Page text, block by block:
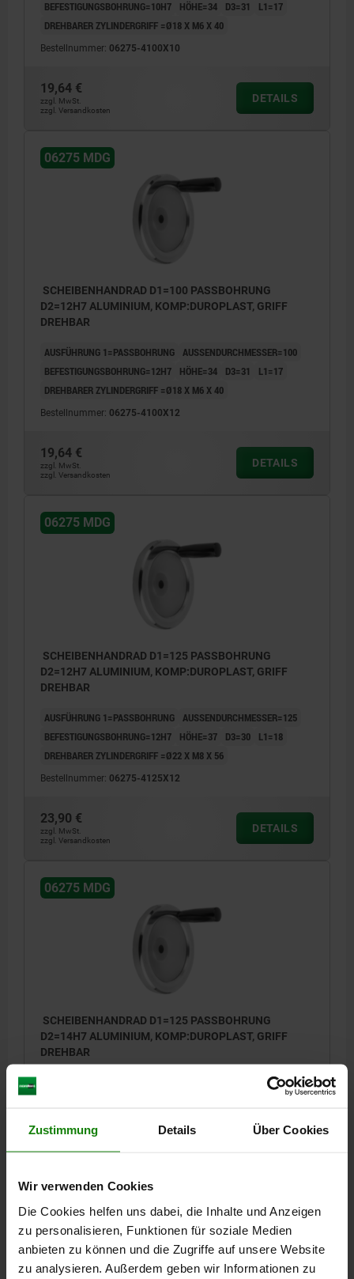
Zustimmung Details Über Cookies
Wir verwenden Cookies
Die Cookies helfen uns dabei, die Inhalte und Anzeigen
zu personalisieren, Funktionen für soziale Medien
anbieten zu können und die Zugriffe auf unsere Website
zu analysieren. Außerdem geben wir Informationen zu
BEFESTIGUNGSBOHRUNG=10H7 HÖHE=34 D3=31
L1=17
DREHBARER ZYLINDERGRIFF =Ø18 X M6 X 40
Bestellnummer: 06275-4100X10
19,64 €
zzgl. MwSt.
zzgl. Versandkosten
DETAILS
06275 MDG
SCHEIBENHANDRAD D1=100 PASSBOHRUNG
D2=12H7 ALUMINIUM, KOMP:DUROPLAST, GRIFF
DREHBAR
AUSFÜHRUNG 1=PASSBOHRUNG AUSSENDURCHMESSER=100
BEFESTIGUNGSBOHRUNG=12H7
HÖHE=34 D3=31
L1=17
DREHBARER ZYLINDERGRIFF =Ø18 X M6 X 40
Bestellnummer: 06275-4100X12
19,64 €
zzgl. MwSt.
zzgl. Versandkosten
DETAILS
06275 MDG
SCHEIBENHANDRAD D1=125 PASSBOHRUNG
D2=12H7 ALUMINIUM, KOMP:DUROPLAST, GRIFF
DREHBAR
AUSFÜHRUNG 1=PASSBOHRUNG
AUSSENDURCHMESSER=125
BEFESTIGUNGSBOHRUNG=12H7
HÖHE=37 D3=30
L1=18
DREHBARER ZYLINDERGRIFF =Ø22 X M8 X 56
Bestellnummer: 06275-4125X12
23,90 €
zzgl. MwSt.
zzgl. Versandkosten
DETAILS
06275 MDG
SCHEIBENHANDRAD D1=125 PASSBOHRUNG
D2=14H7 ALUMINIUM, KOMP:DUROPLAST, GRIFF
DREHBAR
AUSSENDURCHMESSER=125
23,90 €
06275 MDG